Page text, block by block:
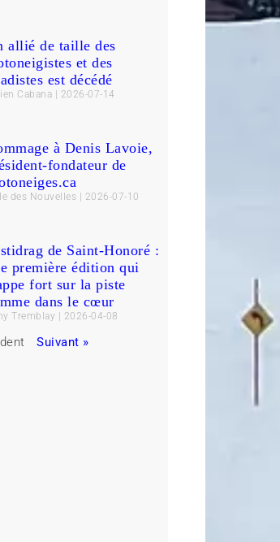
allié de taille des
et des
est décédé
Cabana 2026-07-14
à Denis Lavoie,
fondateur de
des Nouvelles 2026-07-10
de Saint-Honoré :
première édition qui
fort sur la piste
dans le cœur
Tremblay 2026-04-08
Suivant »